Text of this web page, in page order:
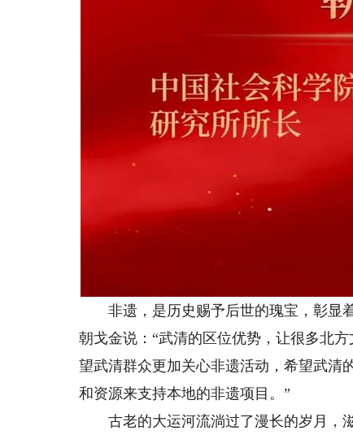
非遗，是历史赐予后世的瑰宝，彰显着
朝戈金说：“武清的区位优势，让很多北
望武清群众更加关心非遗活动，希望武清
和资源来支持本地的非遗项目。”
古老的大运河流淌过了漫长的岁月，